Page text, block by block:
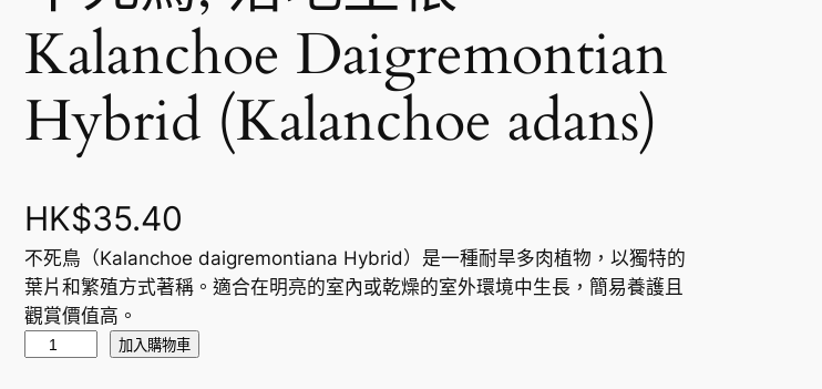
Kalanchoe Daigremontian
Hybrid (Kalanchoe adans)
HK$35.40
不死鳥（Kalanchoe daigremontiana Hybrid）是一種耐旱多肉植物，以獨特的
葉片和繁殖方式著稱。適合在明亮的室內或乾燥的室外環境中生長，簡易養護且
觀賞價值高。
加入購物車